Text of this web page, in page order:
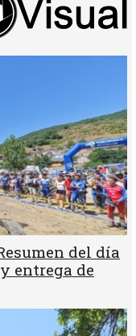
del día
y entrega de